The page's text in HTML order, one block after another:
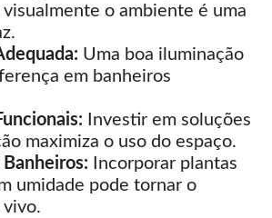
visualmente o ambiente é uma
Uma boa iluminação
em banheiros
Investir em soluções
maximiza o uso do espaço.
Banheiros: Incorporar plantas
umidade pode tornar o
vivo.